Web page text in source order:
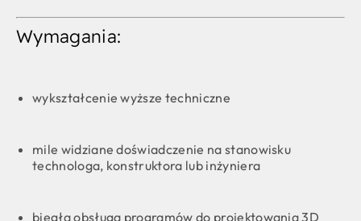
Wymagania:
wykształcenie wyższe techniczne
mile widziane doświadczenie na stanowisku
technologa, konstruktora lub inżyniera
biegła obsługa programów do projektowania 3D